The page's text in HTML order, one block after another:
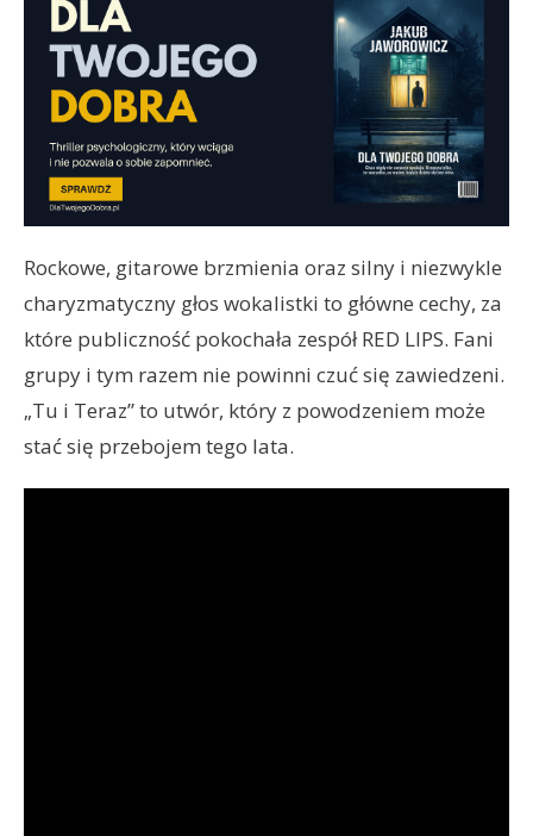
Rockowe, gitarowe brzmienia oraz silny i niezwykle
charyzmatyczny głos wokalistki to główne cechy, za
które publiczność pokochała zespół RED LIPS. Fani
grupy i tym razem nie powinni czuć się zawiedzeni.
„Tu i Teraz” to utwór, który z powodzeniem może
stać się przebojem tego lata.